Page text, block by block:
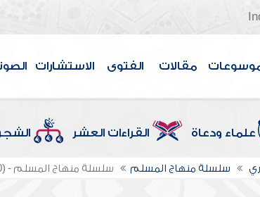
مقالات الفتوى الاستشارات
علماء ودعاة القراءات العشر
سلسلة منهاج المسلم سلسلة منهاج المسلم - (80)